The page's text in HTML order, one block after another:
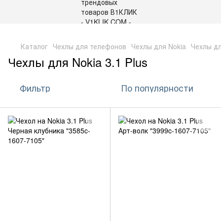
Каталог Чехлы для телефонов Чехлы для Nokia Чехлы
Чехлы для Nokia 3.1 Plus
Фильтр По популярности